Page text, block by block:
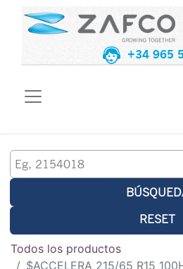
+34 965
RESET
Todos los productos
$ACCELERA 215/65 R15